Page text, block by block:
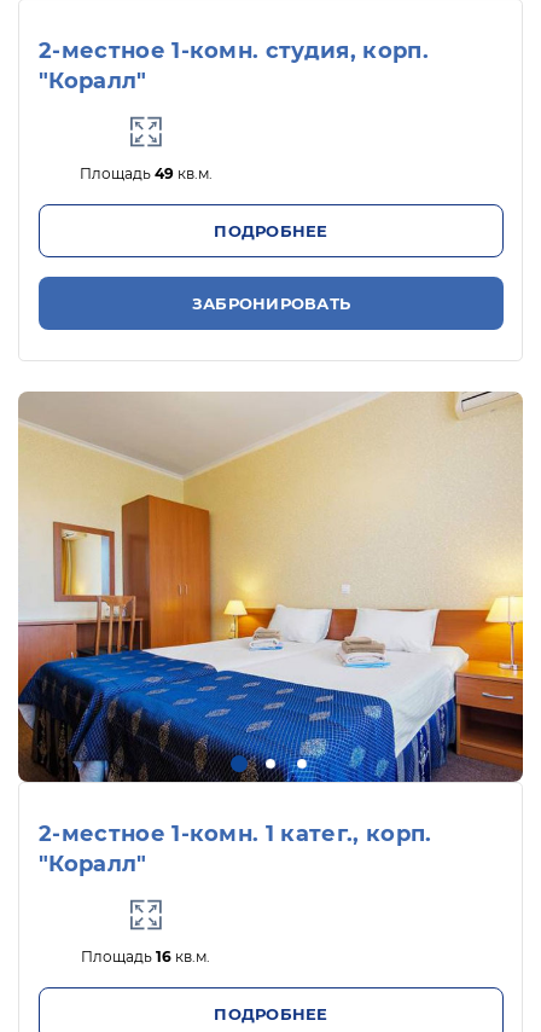
2-местное 1-комн. студия, корп.
"Коралл"
Площадь 49кв.м.
ПОДРОБНЕЕ
ЗАБРОНИРОВАТЬ
2-местное 1-комн. 1 катег., корп.
"Коралл"
Площадь16 кв.м.
ПОДРОБНЕЕ